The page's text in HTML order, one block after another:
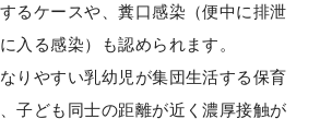
るケースや、糞口感染（便中に排泄
入る感染）も認められます。
りやすい乳幼児が集団生活する保育
子ども同士の距離が近く濃厚接触が